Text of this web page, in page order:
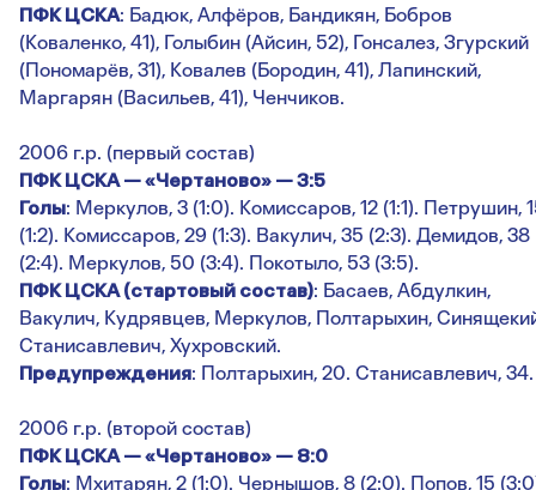
ПФК ЦСКА: Бадюк, Алфёров, Бандикян, Бобров
(Коваленко, 41), Голыбин (Айсин, 52), Гонсалез, Згурский
(Пономарёв, 31), Ковалев (Бородин, 41), Лапинский,
Маргарян (Васильев, 41), Ченчиков.
2006 г.р. (первый состав)
ПФК ЦСКА — «Чертаново» — 3:5
Голы: Меркулов, 3 (1:0). Комиссаров, 12 (1:1). Петрушин,
(1:2). Комиссаров, 29 (1:3). Вакулич, 35 (2:3). Демидов, 38
(2:4). Меркулов, 50 (3:4). Покотыло, 53 (3:5).
ПФК ЦСКА (стартовый состав): Басаев, Абдулкин,
Вакулич, Кудрявцев, Меркулов, Полтарыхин,
Станисавлевич, Хухровский.
Предупреждения: Полтарыхин, 20. Станисавлевич, 34.
2006 г.р. (второй состав)
ПФК ЦСКА — «Чертаново» — 8:0
Голы: Мхитарян, 2 (1:0). Чернышов, 8 (2:0). Попов, 15